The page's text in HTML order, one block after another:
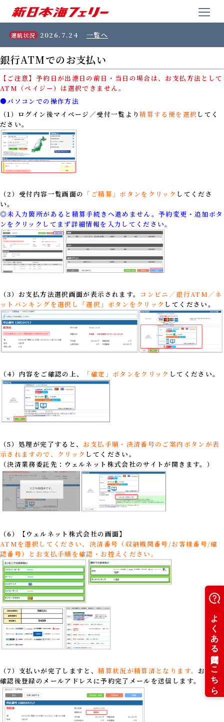
運航状況 2026.7.24 一覧へ
銀行ATMでのお支払い
【ご注意】予約日が出港日の前日・当日の場合は、お支払方法として
ATM（ペイジー）は選択できません。
●パソコンでの操作方法
（1）ログイン後マイページ／受付一覧より精算する便を選択 してく
ださい。
（2）受付内容一覧画面の 「ご精算」ボタンをクリック してくださ
い。
◎未入力箇所があると精算手続きへ進めません。予約変更・追加ボタ
ンをクリックしてまず詳細情報を入力してください。
（3）お支払方法選択画面が表示されます。 コンビニ／銀行ATM／ネ
ットバンキングを選択し「選択」ボタンをクリック してください。
（4）内容をご確認の上、 「確定」ボタンをクリック してください。
（5）処理が完了すると、お支払手順・決済番号のご案内ボタンが表
示されますので、クリック してください。
（決済業務委託先：ウェルネット株式会社のサイトが開きます。）
（6）【ウェルネット株式会社の画面】
ATMを選択してください、決済番号（収納機関番号/お客様番号/確
認番号）とお支払手順を確認・お控えください。
（7）支払いが完了しますと、精算状況が精算済となります。お支払
確認後登録のメールアドレスに予約完了メールを送信します。